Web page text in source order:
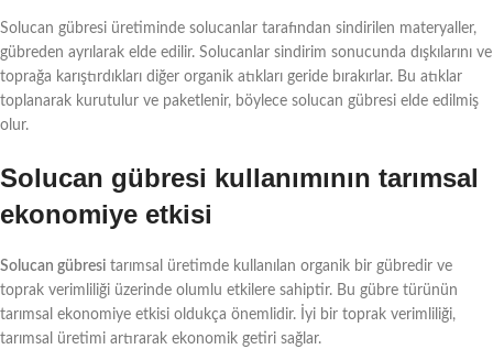
Solucan gübresi üretiminde solucanlar tarafından sindirilen materyaller,
gübreden ayrılarak elde edilir. Solucanlar sindirim sonucunda dışkılarını ve
toprağa karıştırdıkları diğer organik atıkları geride bırakırlar. Bu atıklar
toplanarak kurutulur ve paketlenir, böylece solucan gübresi elde edilmiş
olur.
Solucan gübresi kullanımının tarımsal
ekonomiye etkisi
Solucan gübresi tarımsal üretimde kullanılan organik bir gübredir ve
toprak verimliliği üzerinde olumlu etkilere sahiptir. Bu gübre türünün
tarımsal ekonomiye etkisi oldukça önemlidir. İyi bir toprak verimliliği,
tarımsal üretimi artırarak ekonomik getiri sağlar.